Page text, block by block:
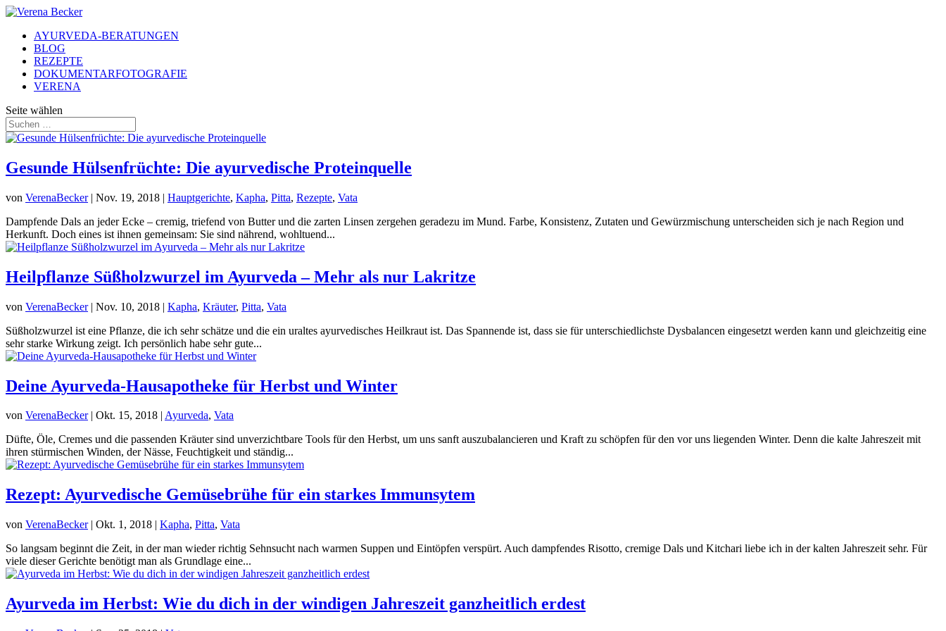
AYURVEDA-BERATUNGEN
BLOG
REZEPTE
DOKUMENTARFOTOGRAFIE
VERENA
Seite wählen
Gesunde Hülsenfrüchte: Die ayurvedische Proteinquelle
von VerenaBecker| Nov. 19, 2018 | Hauptgerichte, Kapha, Pitta, Rezepte, Vata
Dampfende Dals an jeder Ecke – cremig, triefend von Butter und die zarten Linsen zergehen geradezu im Mund. Farbe, Konsistenz, Zutaten und Gewürzmischung unterscheiden sich je nach Region und
Herkunft. Doch eines ist ihnen gemeinsam: Sie sind nährend, wohltuend...
Heilpflanze Süßholzwurzel im Ayurveda – Mehr als nur Lakritze
von VerenaBecker| Nov. 10, 2018 | Kapha, Kräuter, Pitta, Vata
Süßholzwurzel ist eine Pflanze, die ich sehr schätze und die ein uraltes ayurvedisches Heilkraut ist. Das Spannende ist, dass sie für unterschiedlichste Dysbalancen eingesetzt werden kann und gleichzeitig eine
sehr starke Wirkung zeigt. Ich persönlich habe sehr gute...
Deine Ayurveda-Hausapotheke für Herbst und Winter
von VerenaBecker| Okt. 15, 2018 | Ayurveda, Vata
Düfte, Öle, Cremes und die passenden Kräuter sind unverzichtbare Tools für den Herbst, um uns sanft auszubalancieren und Kraft zu schöpfen für den vor uns liegenden Winter. Denn die kalte Jahreszeit mit
ihren stürmischen Winden, der Nässe, Feuchtigkeit und ständig...
Rezept: Ayurvedische Gemüsebrühe für ein starkes Immunsytem
von VerenaBecker| Okt. 1, 2018 | Kapha, Pitta, Vata
So langsam beginnt die Zeit, in der man wieder richtig Sehnsucht nach warmen Suppen und Eintöpfen verspürt. Auch dampfendes Risotto, cremige Dals und Kitchari liebe ich in der kalten Jahreszeit sehr. Für
viele dieser Gerichte benötigt man als Grundlage eine...
Ayurveda im Herbst: Wie du dich in der windigen Jahreszeit ganzheitlich erdest